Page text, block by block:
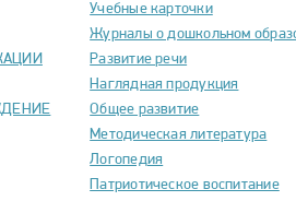
Учебные карточки
Журналы о дошкольном
Развитие речи
Наглядная продукция
Общее развитие
Методическая литература
Логопедия
Патриотическое воспитание